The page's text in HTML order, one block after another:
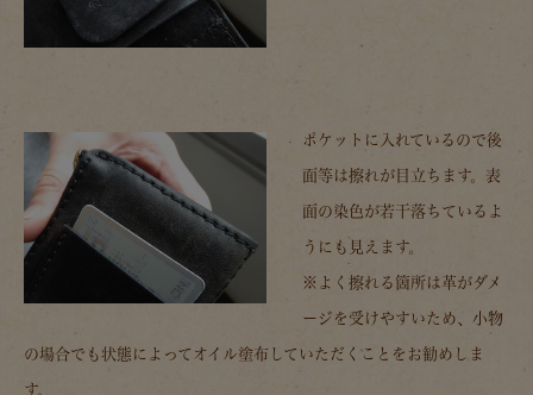
ポケットに入れているので後
面等は擦れが目立ちます。表
面の染色が若干落ちているよ
うにも見えます。
※よく擦れる箇所は革がダメ
ージを受けやすいため、小物
の場合でも状態によってオイル塗布していただくことをお勧めしま
す。